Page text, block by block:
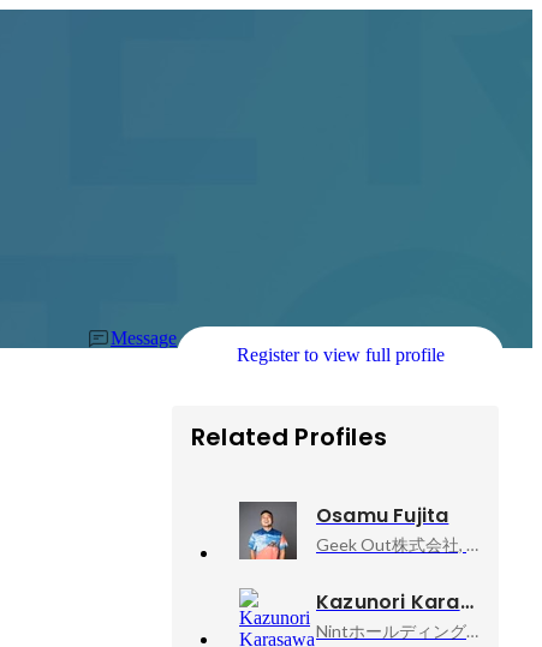
Message
Register to view full profile
Related Profiles
Osamu Fujita
Geek Out株式会社, VP of Sales
Kazunori Karasawa
Nintホールディングス株式会社, 取締役CHRO